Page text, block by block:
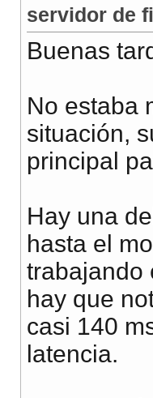
servidor de
Buenas
No estaba
situación,
principal
Hay una
hasta el
trabajando
hay que
casi 140
latencia.